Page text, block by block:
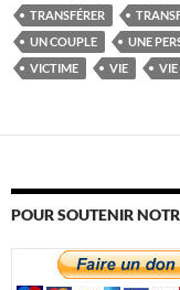
TRANSFÉRER
UN COUPLE
UNE
VICTIME
VIE
POUR SOUTENIR